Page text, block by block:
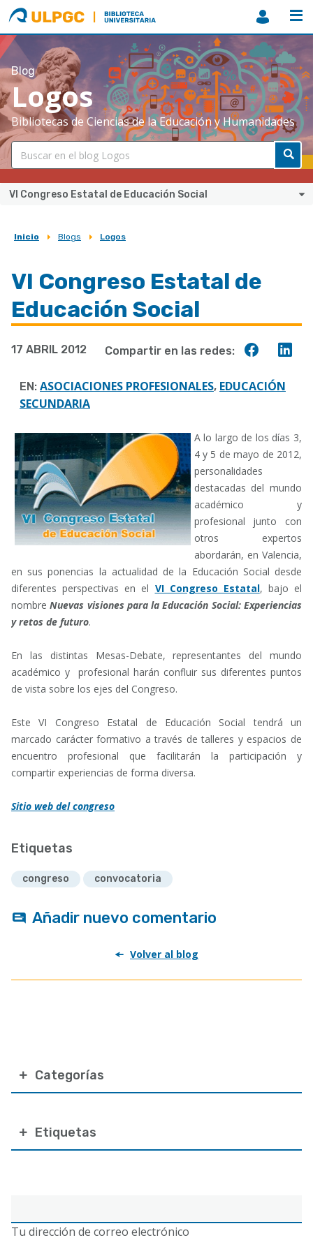
ULPGC
Biblioteca
ULPGC
Blog
Logos
Bibliotecas de Ciencias de la Educación y Humanidades
VI Congreso Estatal de Educación Social
Sobrescribir
de
ayuda
la
navegación
Inicio Blogs Logos
electrónico
Tu dirección de correo electrónico
Categorías
Etiquetas
VI Congreso Estatal de
Educación Social
17 ABRIL 2012 Compartir en las redes:
EN: ASOCIACIONES PROFESIONALES, EDUCACIÓN
SECUNDARIA
A lo largo de los días 3,
4 y 5 de mayo de 2012,
personalidades
destacadas del mundo
académico y
profesional junto con
otros expertos
abordarán, en Valencia,
en sus ponencias la actualidad de la Educación Social desde
diferentes perspectivas en el VI Congreso Estatal, bajo el
nombreNuevas visiones para la Educación Social: Experiencias
y retos de futuro.
En las distintas Mesas-Debate, representantes del mundo
académico y profesional harán confluir sus diferentes puntos
de vista sobre los ejes del Congreso.
Este VI Congreso Estatal de Educación Social tendrá un
marcado carácter formativo a través de talleres y espacios de
encuentro profesional que facilitarán la participación y
compartir experiencias de forma diversa.
Sitio web del congreso
Etiquetas
congreso convocatoria
Añadir nuevo comentario
Volver al blog